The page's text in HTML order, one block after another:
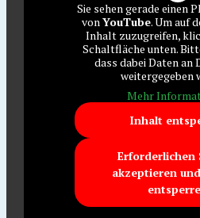
Sie sehen gerade einen
vonYouTube. Um auf
Inhalt zuzugreifen,
Schaltfläche unten.
dass dabei Daten
weitergegeben
Mehr
Inhalt
Erforderlichen
akzeptieren